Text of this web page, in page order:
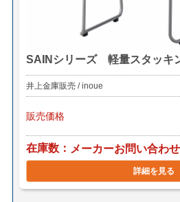
SAINシリーズ 軽量スタッキ
井上金庫販売 / inoue
販売価格
在庫数 メーカーお問い合わせ
詳細を見る